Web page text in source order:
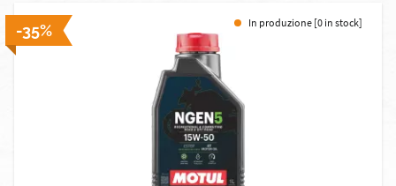
-35% In produzione [0 in stock]